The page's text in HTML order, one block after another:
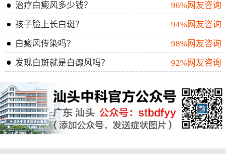
治疗白癜风多少钱？
96%网友咨询
孩子脸上长白斑？
94%网友咨询
白癜风传染吗？
98%网友咨询
发现白斑就是白癜风吗？
92%网友咨询